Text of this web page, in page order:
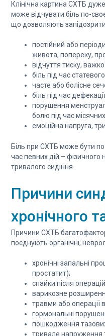
Клінічна картина СХТБ
може відчувати біль по-
що дозволяють
постійний або
живота, попереку,
відчуття тиску,
біль під час
часте або болісне
біль під час
порушення
болю під час
емоційна напруга,
Біль при СХТБ може бути
час певних дій –
тривалого сидіння.
Причини
хронічного
Причини СХТБ
поєднують органічні,
хронічні запальні
простатит);
спайки після
варикозне
травми або операції
гормональні
пошкодження
тривале напруження